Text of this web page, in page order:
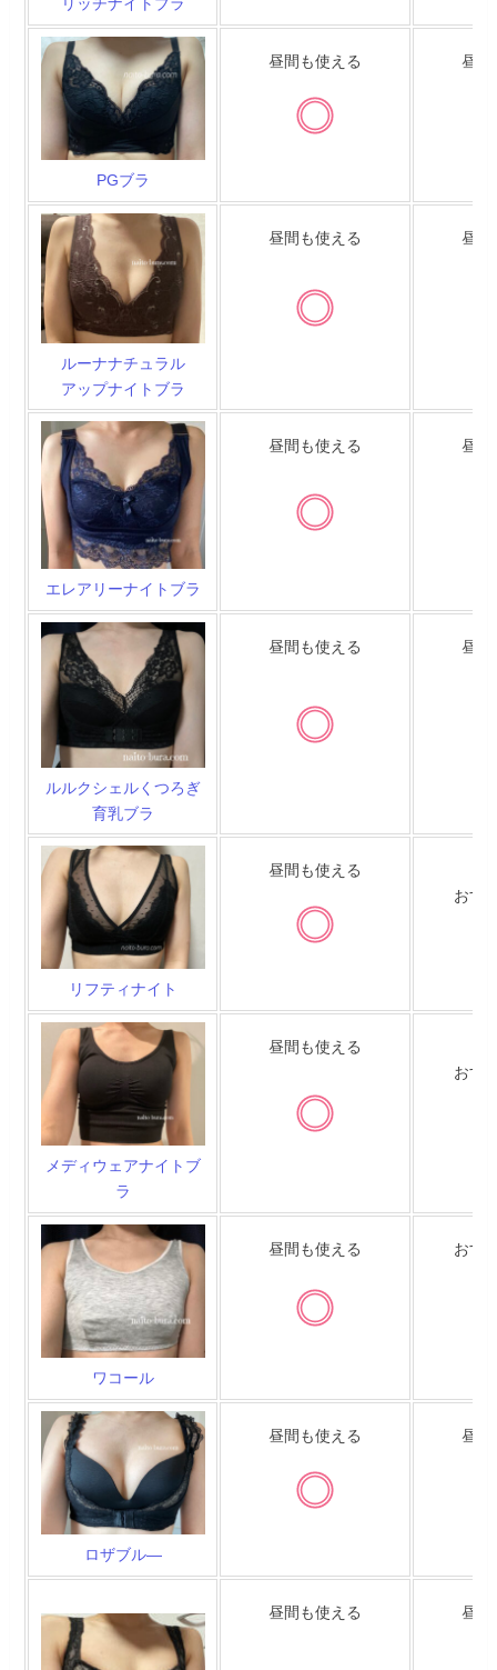
リッチナイトブラ
PGブラ
昼間も使える 昼間
ルーナナチュラル
アップナイトブラ
昼間も使える 昼間
エレアリーナイトブラ
昼間も使える 昼間
ルルクシェルくつろぎ
育乳ブラ
昼間も使える 昼間
リフティナイト
昼間も使える
おす
メディウェアナイトブ
ラ
昼間も使える
おす
ワコール
昼間も使える おす
ロザブル―
昼間も使える 昼間
昼間も使える 昼間